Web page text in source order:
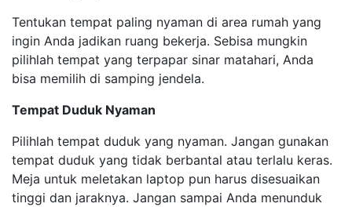
Tentukan tempat paling nyaman di area rumah yang
ingin Anda jadikan ruang bekerja. Sebisa mungkin
pilihlah tempat yang terpapar sinar matahari, Anda
bisa memilih di samping jendela.
Tempat Duduk Nyaman
Pilihlah tempat duduk yang nyaman. Jangan gunakan
tempat duduk yang tidak berbantal atau terlalu keras.
Meja untuk meletakan laptop pun harus disesuaikan
tinggi dan jaraknya. Jangan sampai Anda menunduk